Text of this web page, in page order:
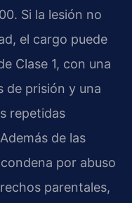
Si la lesión no
el cargo puede
Clase 1, con una
de prisión y una
repetidas
de las
por abuso
parentales,